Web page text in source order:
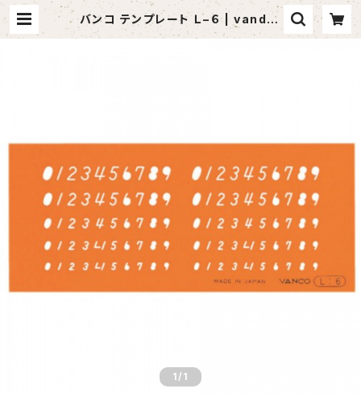
バンコ テンプレート Ｌ−６ | vandaf
ul （バンダフル）
1 /1